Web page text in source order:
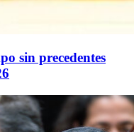
sin precedentes